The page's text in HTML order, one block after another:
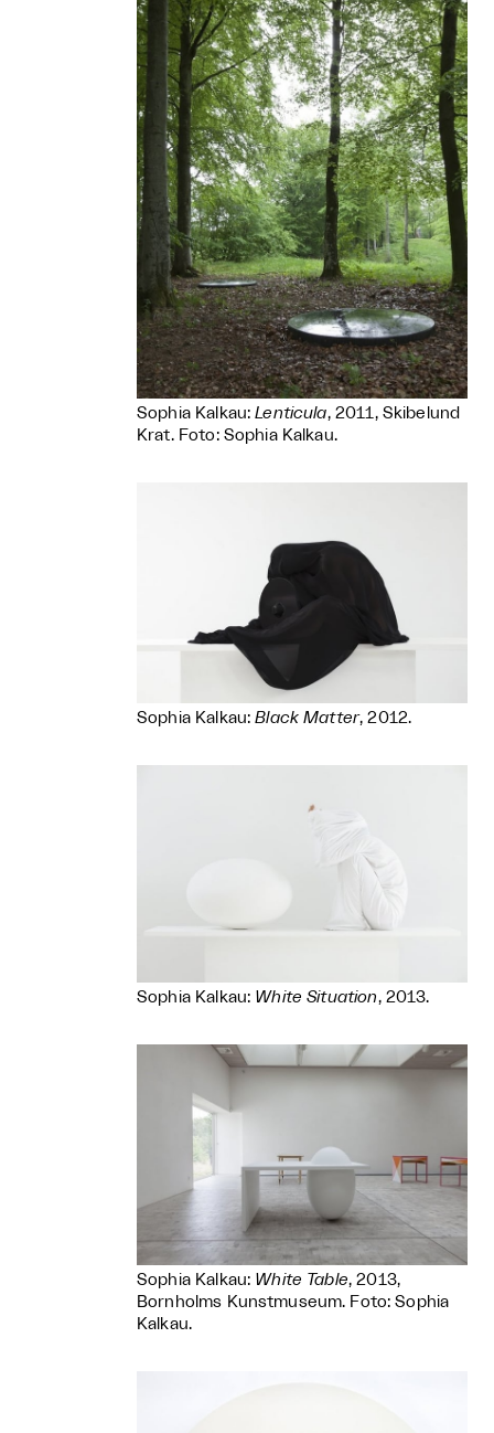
Sophia Kalkau:Lenticula, 2011, Skibelund
Krat. Foto: Sophia Kalkau.
Sophia Kalkau:Black Matter, 2012.
Sophia Kalkau: White Situation, 2013.
Sophia Kalkau: White Table, 2013,
Bornholms Kunstmuseum. Foto: Sophia
Kalkau.